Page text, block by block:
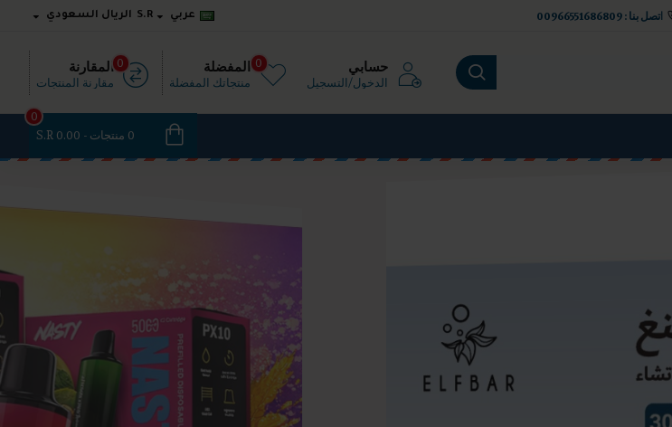
اتصل بنا : 00966551686809 عربي S.R الريال السعودي
حسابي
الدخول/التسجيل
المفضلة
منتجاتك المفضلة
0 المقارنة
مقارنة المنتجات
0
0 منتجات - S.R 0.00
0